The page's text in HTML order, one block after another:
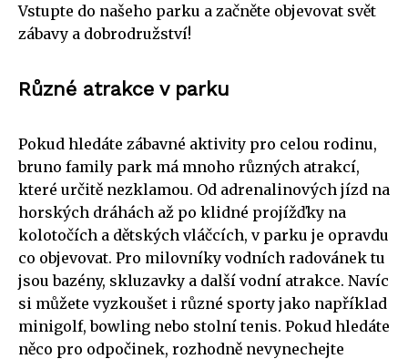
Vstupte do našeho parku a začněte objevovat svět
zábavy a dobrodružství!
Různé atrakce v parku
Pokud hledáte zábavné aktivity pro celou rodinu,
bruno family park má mnoho různých atrakcí,
které určitě nezklamou. Od adrenalinových jízd na
horských dráhách až po klidné projížďky na
kolotočích a dětských vláčcích, v parku je opravdu
co objevovat. Pro milovníky vodních radovánek tu
jsou bazény, skluzavky a další vodní atrakce. Navíc
si můžete vyzkoušet i různé sporty jako například
minigolf, bowling nebo stolní tenis. Pokud hledáte
něco pro odpočinek, rozhodně nevynechejte